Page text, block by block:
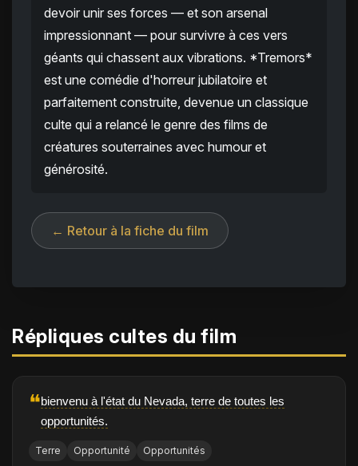
devoir unir ses forces — et son arsenal
impressionnant — pour survivre à ces vers
géants qui chassent aux vibrations. *Tremors*
est une comédie d'horreur jubilatoire et
parfaitement construite, devenue un classique
culte qui a relancé le genre des films de
créatures souterraines avec humour et
générosité.
← Retour à la fiche du film
Répliques cultes du film
❝bienvenu à l'état du Nevada, terre de toutes les
opportunités.
Terre Opportunité Opportunités